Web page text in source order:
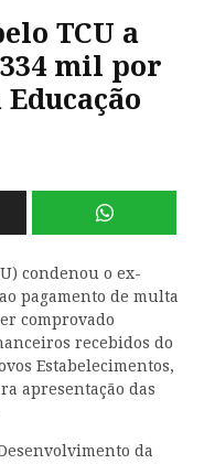
TCU a
mil por
condenou o ex-
pagamento de multa
comprovado
recebidos do
Estabelecimentos,
apresentação das
da